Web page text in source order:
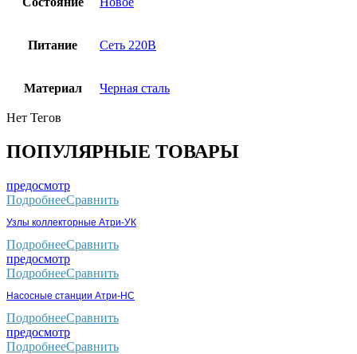
Питание Сеть 220В
Материал Черная сталь
Нет Тегов
ПОПУЛЯРНЫЕ ТОВАРЫ
предосмотр
ПодробнееСравнить
Узлы коллекторные Атри-УК
ПодробнееСравнить
предосмотр
ПодробнееСравнить
Насосные станции Атри-НС
ПодробнееСравнить
предосмотр
ПодробнееСравнить